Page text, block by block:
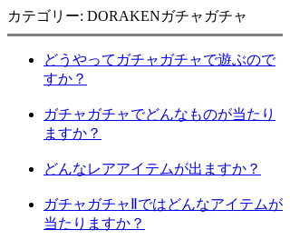
カテゴリー: DORAKENガチャガチャ
どうやってガチャガチャで遊ぶので
すか？
ガチャガチャでどんなものが当たり
ますか？
どんなレアアイテムが出ますか？
ガチャガチャⅡではどんなアイテムが
当たりますか？